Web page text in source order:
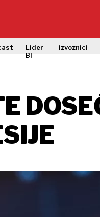
Lider
BI
izvoznici